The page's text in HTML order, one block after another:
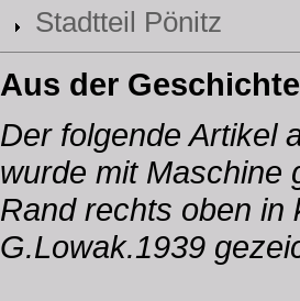
Stadtteil Pönitz
Aus der
Der folgende Artikel
wurde mit Maschine
Rand rechts oben in
G.Lowak.1939